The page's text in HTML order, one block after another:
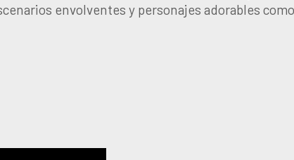
envolventes y personajes adorables